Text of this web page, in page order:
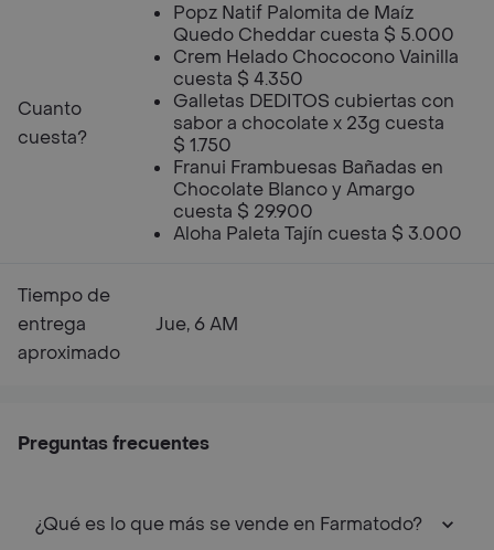
Cuanto
cuesta?
Popz Natif Palomita de Maíz
Quedo Cheddar cuesta $ 5.000
Crem Helado Chococono Vainilla
cuesta $ 4.350
Galletas DEDITOS cubiertas con
sabor a chocolate x 23g cuesta
$ 1.750
Franui Frambuesas Bañadas en
Chocolate Blanco y Amargo
cuesta $ 29.900
Aloha Paleta Tajín cuesta $ 3.000
Tiempo de
entrega
aproximado
Jue, 6 AM
Preguntas frecuentes
¿Qué es lo que más se vende en Farmatodo?